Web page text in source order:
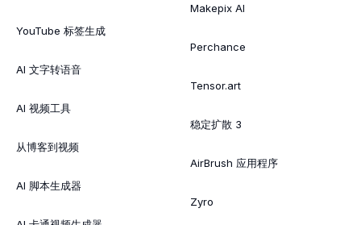
YouTube 标签生成
AI 文字转语音
AI 视频工具
从博客到视频
AI 脚本生成器
Makepix AI
Perchance
Tensor.art
稳定扩散 3
AirBrush 应用程序
Zyro